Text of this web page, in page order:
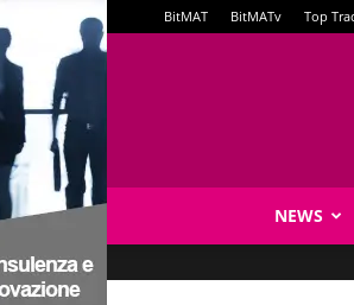
BitMAT BitMATv Top
NEWS